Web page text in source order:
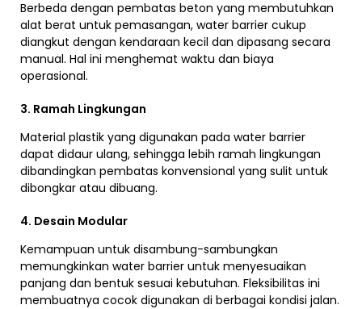
Berbeda dengan pembatas beton yang membutuhkan
alat berat untuk pemasangan, water barrier cukup
diangkut dengan kendaraan kecil dan dipasang secara
manual. Hal ini menghemat waktu dan biaya
operasional.
3. Ramah Lingkungan
Material plastik yang digunakan pada water barrier
dapat didaur ulang, sehingga lebih ramah lingkungan
dibandingkan pembatas konvensional yang sulit untuk
dibongkar atau dibuang.
4. Desain Modular
Kemampuan untuk disambung-sambungkan
memungkinkan water barrier untuk menyesuaikan
panjang dan bentuk sesuai kebutuhan. Fleksibilitas ini
membuatnya cocok digunakan di berbagai kondisi jalan.